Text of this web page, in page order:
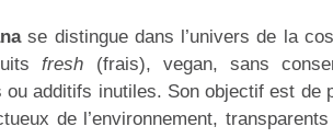
se distingue dans l’univers de la
fresh (frais), vegan, sans
additifs inutiles. Son objectif est de
de l’environnement,